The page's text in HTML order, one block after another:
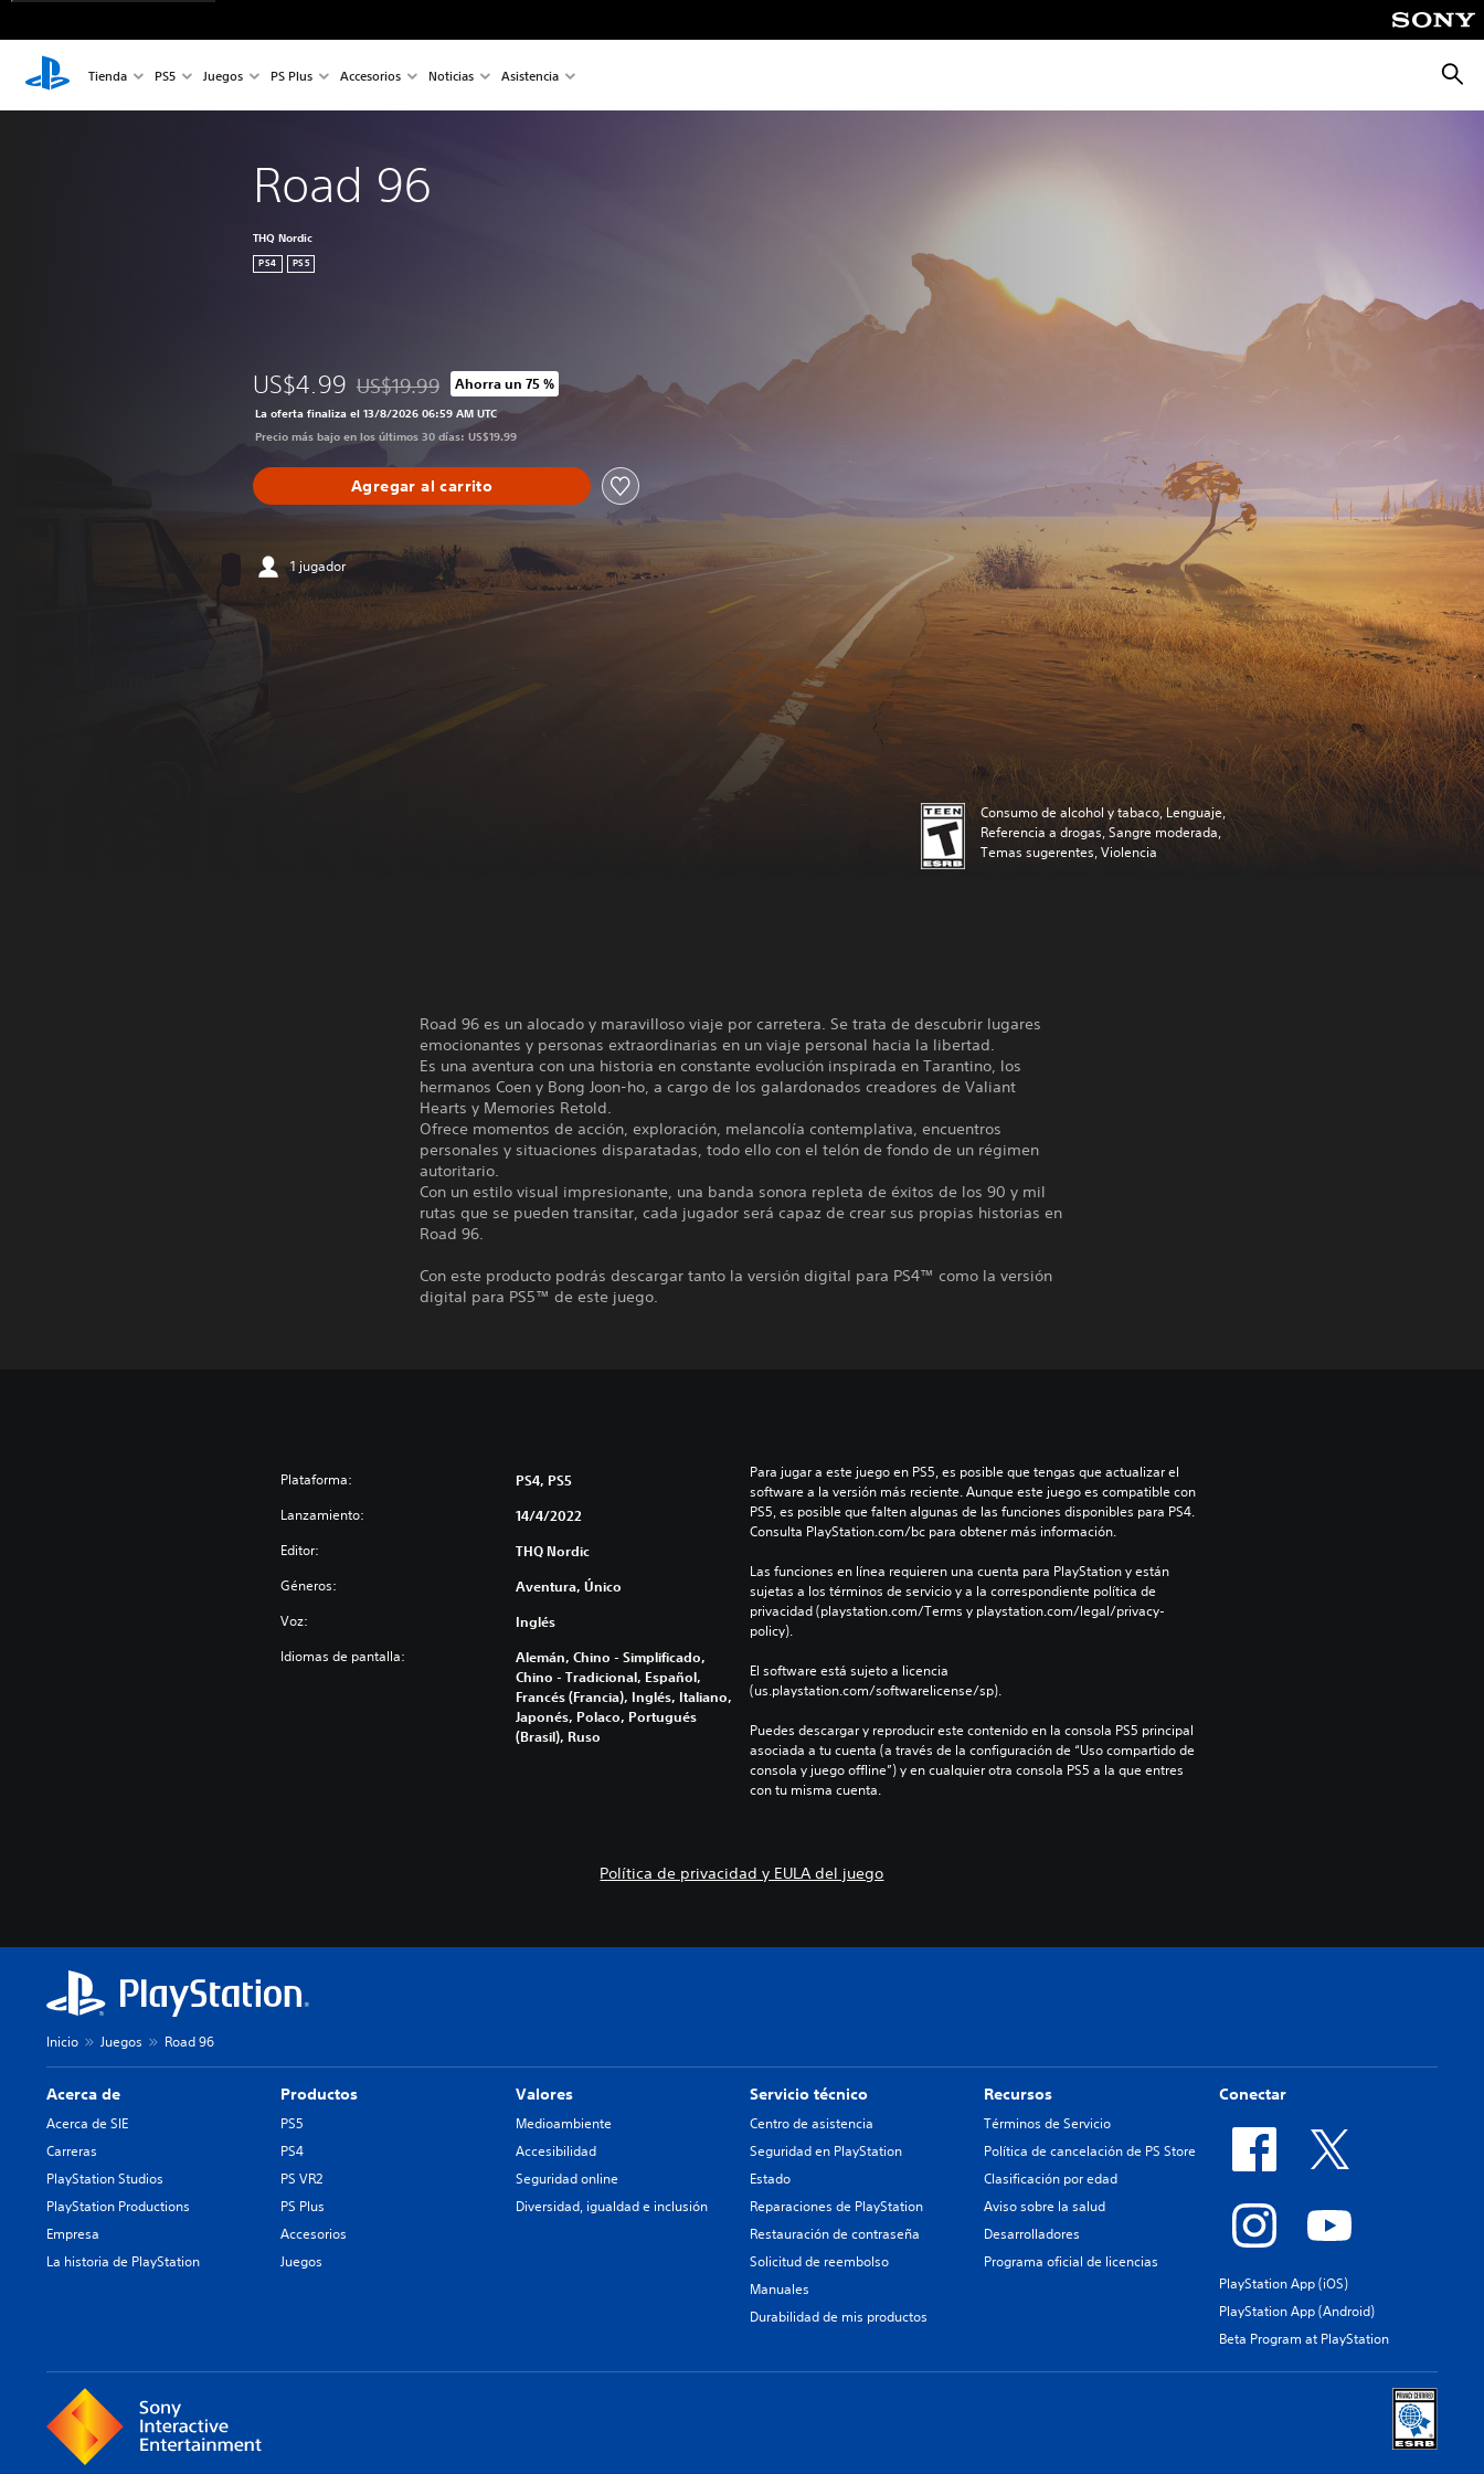
Tienda PS5 Juegos PS Plus Accesorios Noticias Asistencia
Road 96
THQ Nordic
PS4 PS5
US$4.99 Rebajado del precio original de US$19.99
US$19.99 Ahorra un 75 %
La oferta finaliza el 13/8/2026 06:59 AM UTC
Precio más bajo en los últimos 30 días: US$19.99
Agregar al carrito
1 jugador
Consumo de alcohol y tabaco, Lenguaje,
Referencia a drogas, Sangre moderada,
Temas sugerentes, Violencia
Road 96 es un alocado y maravilloso viaje por carretera. Se trata de descubrir lugares
emocionantes y personas extraordinarias en un viaje personal hacia la libertad.
Es una aventura con una historia en constante evolución inspirada en Tarantino, los
hermanos Coen y Bong Joon-ho, a cargo de los galardonados creadores de Valiant
Hearts y Memories Retold.
Ofrece momentos de acción, exploración, melancolía contemplativa, encuentros
personales y situaciones disparatadas, todo ello con el telón de fondo de un régimen
autoritario.
Con un estilo visual impresionante, una banda sonora repleta de éxitos de los 90 y mil
rutas que se pueden transitar, cada jugador será capaz de crear sus propias historias en
Road 96.
Con este producto podrás descargar tanto la versión digital para PS4™ como la versión
digital para PS5™ de este juego.
Plataforma: PS4, PS5
Lanzamiento: 14/4/2022
Editor: THQ Nordic
Géneros: Aventura, Único
Voz: Inglés
Idiomas de pantalla:
Alemán, Chino - Simplificado,
Chino - Tradicional, Español,
Francés (Francia), Inglés, Italiano,
Japonés, Polaco, Portugués
(Brasil), Ruso
Para jugar a este juego en PS5, es posible que tengas que actualizar el
software a la versión más reciente. Aunque este juego es compatible con
PS5, es posible que falten algunas de las funciones disponibles para PS4.
Consulta PlayStation.com/bc para obtener más información.
Las funciones en línea requieren una cuenta para PlayStation y están
sujetas a los términos de servicio y a la correspondiente política de
privacidad (playstation.com/Terms y playstation.com/legal/privacy-
policy).
El software está sujeto a licencia
(us.playstation.com/softwarelicense/sp).
Puedes descargar y reproducir este contenido en la consola PS5 principal
asociada a tu cuenta (a través de la configuración de “Uso compartido de
consola y juego offline”) y en cualquier otra consola PS5 a la que entres
con tu misma cuenta.
Política de privacidad y EULA del juego
Inicio Juegos Road 96
Acerca de
Acerca de SIE
Carreras
PlayStation Studios
PlayStation Productions
Empresa
La historia de PlayStation
Productos
PS5
PS4
PS VR2
PS Plus
Accesorios
Juegos
Valores
Medioambiente
Accesibilidad
Seguridad online
Diversidad, igualdad e inclusión
Servicio técnico
Centro de asistencia
Seguridad en PlayStation
Estado
Reparaciones de PlayStation
Restauración de contraseña
Solicitud de reembolso
Manuales
Durabilidad de mis productos
Recursos
Términos de Servicio
Política de cancelación de PS Store
Clasificación por edad
Aviso sobre la salud
Desarrolladores
Programa oficial de licencias
Conectar
PlayStation App (iOS)
PlayStation App (Android)
Beta Program at PlayStation